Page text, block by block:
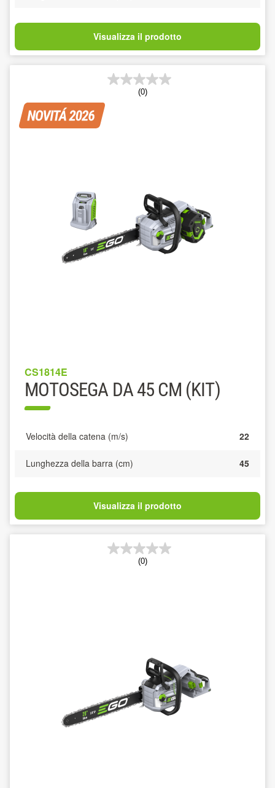
Visualizza il prodotto
(0)
CS1814E
MOTOSEGA DA 45 CM (KIT)
Velocità della catena (m/s) 22
Lunghezza della barra (cm) 45
Visualizza il prodotto
(0)